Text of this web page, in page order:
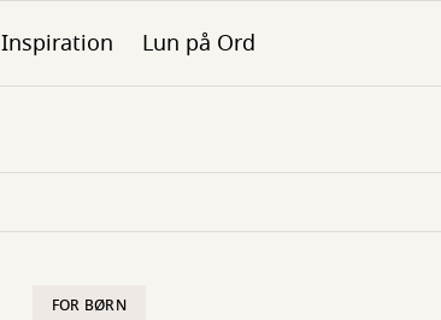
Inspiration Lun på Ord
FOR BØRN